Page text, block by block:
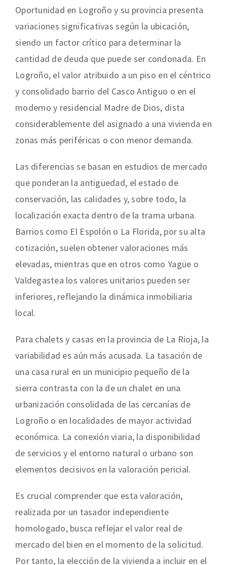
Oportunidad en Logroño y su provincia presenta
variaciones significativas según la ubicación,
siendo un factor crítico para determinar la
cantidad de deuda que puede ser condonada. En
Logroño, el valor atribuido a un piso en el céntrico
y consolidado barrio del Casco Antiguo o en el
moderno y residencial Madre de Dios, dista
considerablemente del asignado a una vivienda en
zonas más periféricas o con menor demanda.
Las diferencias se basan en estudios de mercado
que ponderan la antigüedad, el estado de
conservación, las calidades y, sobre todo, la
localización exacta dentro de la trama urbana.
Barrios como El Espolón o La Florida, por su alta
cotización, suelen obtener valoraciones más
elevadas, mientras que en otros como Yagüe o
Valdegastea los valores unitarios pueden ser
inferiores, reflejando la dinámica inmobiliaria
local.
Para chalets y casas en la provincia de La Rioja, la
variabilidad es aún más acusada. La tasación de
una casa rural en un municipio pequeño de la
sierra contrasta con la de un chalet en una
urbanización consolidada de las cercanías de
Logroño o en localidades de mayor actividad
económica. La conexión viaria, la disponibilidad
de servicios y el entorno natural o urbano son
elementos decisivos en la valoración pericial.
Es crucial comprender que esta valoración,
realizada por un tasador independiente
homologado, busca reflejar el valor real de
mercado del bien en el momento de la solicitud.
Por tanto, la elección de la vivienda a incluir en el